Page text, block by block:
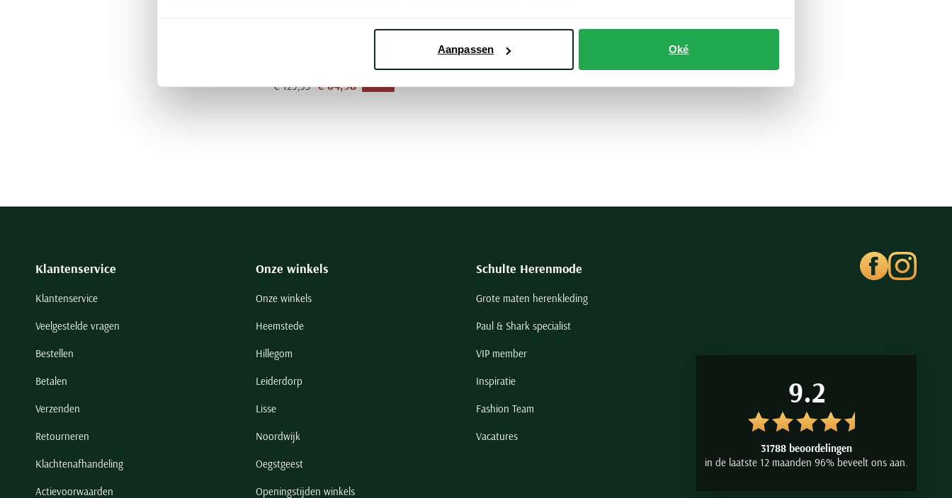
Aanpassen Oké
€ 129,95 € 64,98
Klantenservice
Klantenservice
Veelgestelde vragen
Bestellen
Betalen
Verzenden
Retourneren
Klachtenafhandeling
Actievoorwaarden
Onze winkels
Onze winkels
Heemstede
Hillegom
Leiderdorp
Lisse
Noordwijk
Oegstgeest
Openingstijden winkels
Schulte Herenmode
Grote maten herenkleding
Paul & Shark specialist
VIP member
Inspiratie
Fashion Team
Vacatures
9.2
31788 beoordelingen
in de laatste 12 maanden 96% beveelt ons aan.